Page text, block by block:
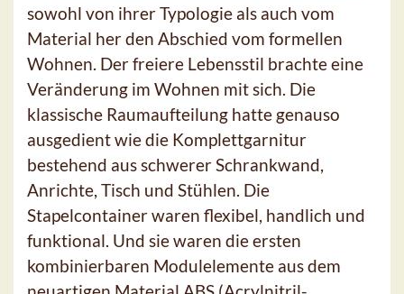
sowohl von ihrer Typologie als auch vom
Material her den Abschied vom formellen
Wohnen. Der freiere Lebensstil brachte eine
Veränderung im Wohnen mit sich. Die
klassische Raumaufteilung hatte genauso
ausgedient wie die Komplettgarnitur
bestehend aus schwerer Schrankwand,
Anrichte, Tisch und Stühlen. Die
Stapelcontainer waren flexibel, handlich und
funktional. Und sie waren die ersten
kombinierbaren Modulelemente aus dem